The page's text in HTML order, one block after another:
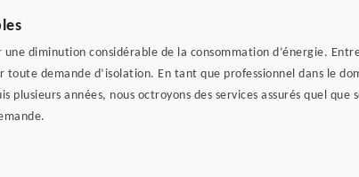
diminution considérable de la consommation d’énergie.
demande d’isolation. En tant que professionnel dans le
années, nous octroyons des services assurés quel que